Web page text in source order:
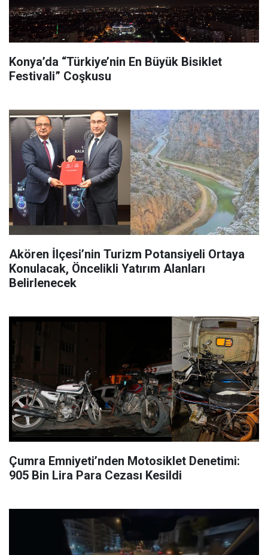
Konya’da “Türkiye’nin En Büyük Bisiklet
Festivali” Coşkusu
Akören İlçesi’nin Turizm Potansiyeli Ortaya
Konulacak, Öncelikli Yatırım Alanları
Belirlenecek
Çumra Emniyeti’nden Motosiklet Denetimi:
905 Bin Lira Para Cezası Kesildi